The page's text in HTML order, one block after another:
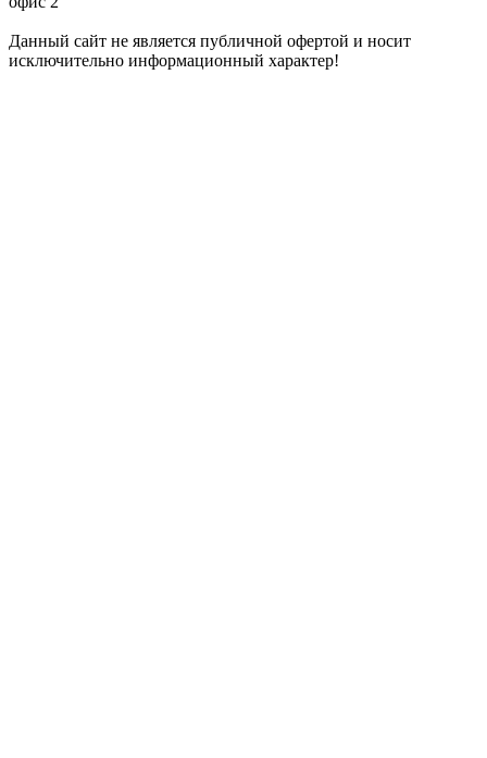
Данный сайт не является публичной офертой и носит
исключительно информационный характер!